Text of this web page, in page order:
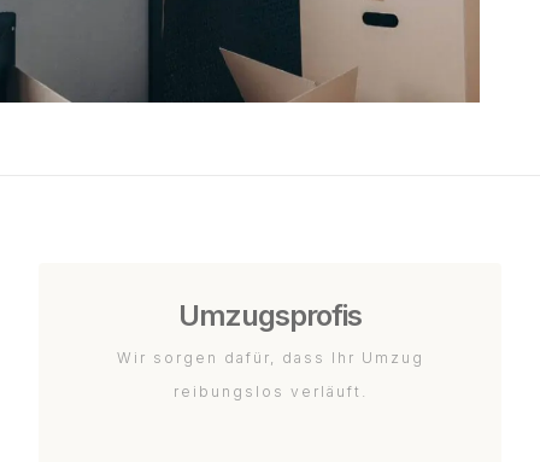
Umzugsprofis
Wir sorgen dafür, dass Ihr Umzug
reibungslos verläuft.